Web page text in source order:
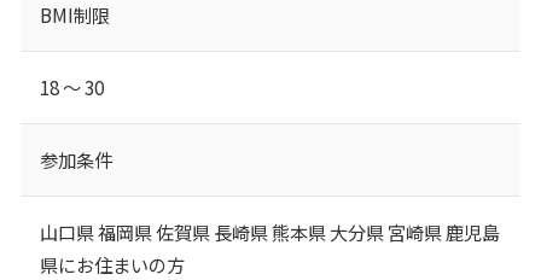
BMI制限
18 ～ 30
参加条件
山口県 福岡県 佐賀県 長崎県 熊本県 大分県 宮崎県 鹿児島
県にお住まいの方